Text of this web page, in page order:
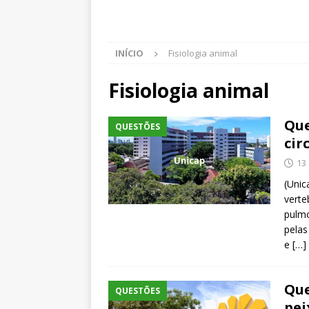
INÍCIO Fisiologia animal
Fisiologia animal
QUESTÕES
e […]
QUESTÕES